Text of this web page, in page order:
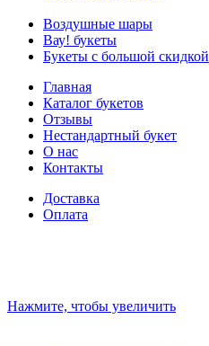
Воздушные шары
Вау! букеты
Букеты с большой скидкой
Главная
Каталог букетов
Отзывы
Нестандартный букет
О нас
Контакты
Доставка
Оплата
Нажмите, чтобы увеличить